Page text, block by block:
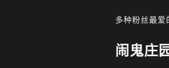
多种粉丝最爱
闹鬼庄